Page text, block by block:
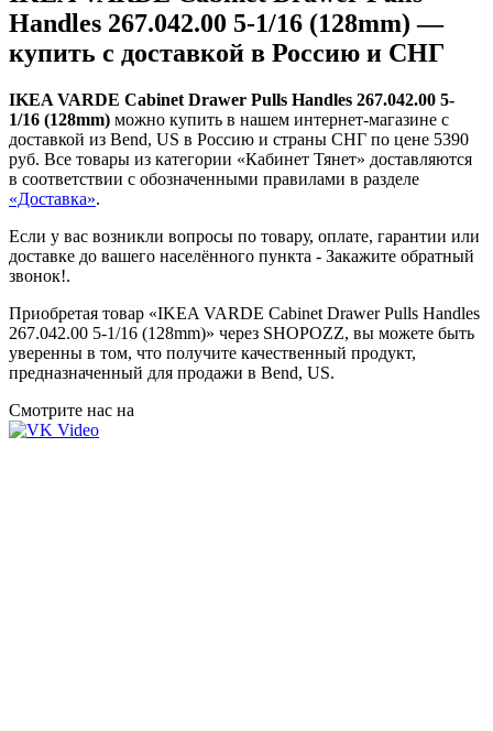
Handles 267.042.00 5-1/16 (128mm) —
купить с доставкой в Россию и СНГ
IKEA VARDE Cabinet Drawer Pulls Handles 267.042.00 5-
1/16 (128mm) можно купить в нашем интернет-магазине с
доставкой из Bend, US в Россию и страны СНГ по цене 5390
руб. Все товары из категории «Кабинет Тянет» доставляются
в соответствии с обозначенными правилами в разделе
«Доставка».
Если у вас возникли вопросы по товару, оплате, гарантии или
доставке до вашего населённого пункта - Закажите обратный
звонок!.
Приобретая товар «IKEA VARDE Cabinet Drawer Pulls Handles
267.042.00 5-1/16 (128mm)» через SHOPOZZ, вы можете быть
уверенны в том, что получите качественный продукт,
предназначенный для продажи в Bend, US.
Смотрите нас на